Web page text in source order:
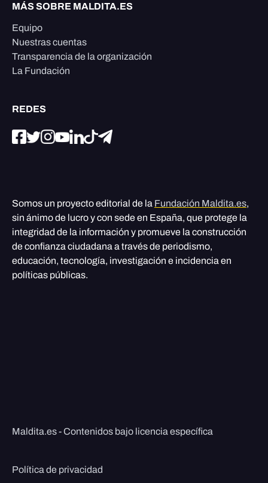
MÁS SOBRE MALDITA.ES
Equipo
Nuestras cuentas
Transparencia de la organización
La Fundación
REDES
Somos un proyecto editorial de la Fundación Maldita.es,
sin ánimo de lucro y con sede en España, que protege la
integridad de la información y promueve la construcción
de confianza ciudadana a través de periodismo,
educación, tecnología, investigación e incidencia en
políticas públicas.
Maldita.es - Contenidos bajo licencia específica
Política de privacidad